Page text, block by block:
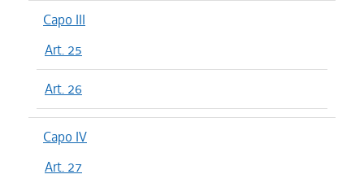
Capo III
Art. 25
Art. 26
Capo IV
Art. 27